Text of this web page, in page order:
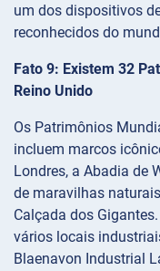
um dos dispositivos
reconhecidos do
Fato 9: Existem 32
Reino Unido
Os Patrimônios
incluem marcos
Londres, a Abadia de
de maravilhas
Calçada dos
vários locais
Blaenavon Industrial